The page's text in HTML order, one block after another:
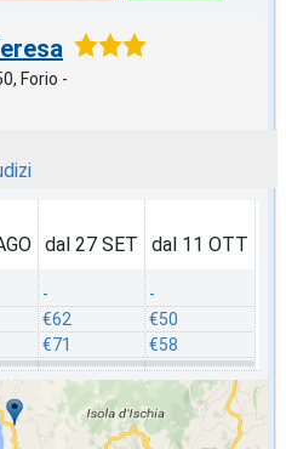
Forio -
dal 27 SET
-
€62
€71
dal 11 OTT
-
€50
€58